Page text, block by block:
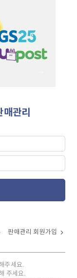
관리
판매관리 회원가입
주세요.
주세요.